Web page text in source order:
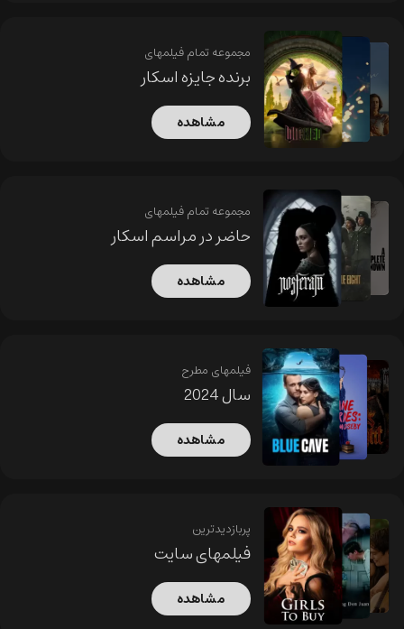
مجموعه تمام فیلمهای
برنده جایزه اسکار
مشاهده
مجموعه تمام فیلمهای
حاضر در مراسم اسکار
مشاهده
فیلمهای مطرح
سال 2024
مشاهده
پربازدیدترین
فیلمهای سایت
مشاهده